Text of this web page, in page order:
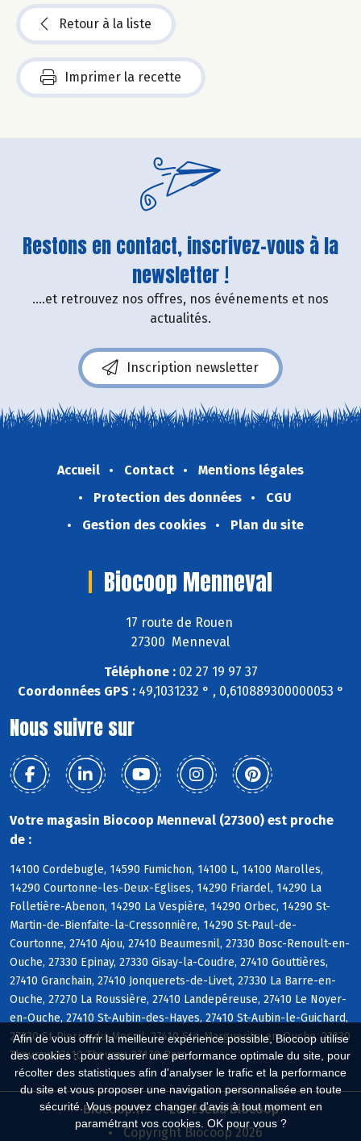
Afin de vous offrir la meilleure expérience possible, Biocoop utilise
des cookies : pour assurer une performance optimale du site, pour
récolter des statistiques afin d'analyser le trafic et la performance
du site et vous proposer une navigation personnalisée en toute
sécurité. Vous pouvez changer d'avis à tout moment en
paramétrant vos cookies. OK pour vous ?
Retour à la liste
Imprimer la recette
Restons en contact, inscrivez-vous à la
newsletter !
....et retrouvez nos offres, nos événements et nos
actualités.
Inscription newsletter
Accueil Contact
Mentions légales
Protection des données
CGU
Gestion des cookies
Plan du site
Biocoop Menneval
17 route de Rouen
27300 Menneval
Téléphone :02 27 19 97 37
Coordonnées GPS :49,1031232 ° , 0,610889300000053 °
Nous suivre sur
Votre magasin Biocoop Menneval (27300) est proche
de :
14100 Cordebugle, 14590 Fumichon, 14100 L, 14100 Marolles,
14290 Courtonne-les-Deux-Eglises, 14290 Friardel, 14290 La
Folletière-Abenon, 14290 La Vespière, 14290 Orbec, 14290 St-
Martin-de-Bienfaite-la-Cressonnière, 14290 St-Paul-de-
Courtonne, 27410 Ajou, 27410 Beaumesnil, 27330 Bosc-Renoult-en-
Ouche, 27330 Epinay, 27330 Gisay-la-Coudre, 27410 Gouttières,
27410 Granchain, 27410 Jonquerets-de-Livet, 27330 La Barre-en-
Ouche, 27270 La Roussière, 27410 Landepéreuse, 27410 Le Noyer-
en-Ouche, 27410 St-Aubin-des-Hayes, 27410 St-Aubin-le-Guichard,
27330 St-Pierre-du-Mesnil, 27410 Ste-Marguerite-en-Ouche, 27330
Thevray, 27410 Thevray, 27170 Barc
Biocoop.fr
Le réseau Biocoop
Copyright Biocoop 2026